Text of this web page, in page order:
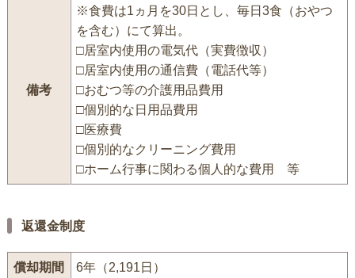
備考
※食費は1ヵ月を30日とし、毎日3食（おやつ
を含む）にて算出。
□居室内使用の電気代（実費徴収）
□居室内使用の通信費（電話代等）
□おむつ等の介護用品費用
□個別的な日用品費用
□医療費
□個別的なクリーニング費用
□ホーム行事に関わる個人的な費用 等
返還金制度
償却期間 6年（2,191日）